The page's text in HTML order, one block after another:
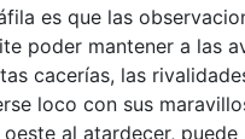
es que las
poder mantener a las
cacerías, las
loco con sus
al atardecer,